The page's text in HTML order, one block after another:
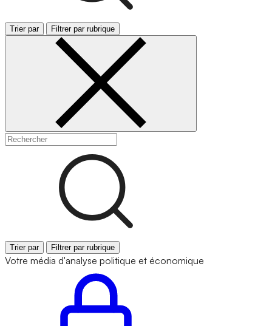
Trier par Filtrer par rubrique
Trier par Filtrer par rubrique
Votre média d'analyse politique et économique